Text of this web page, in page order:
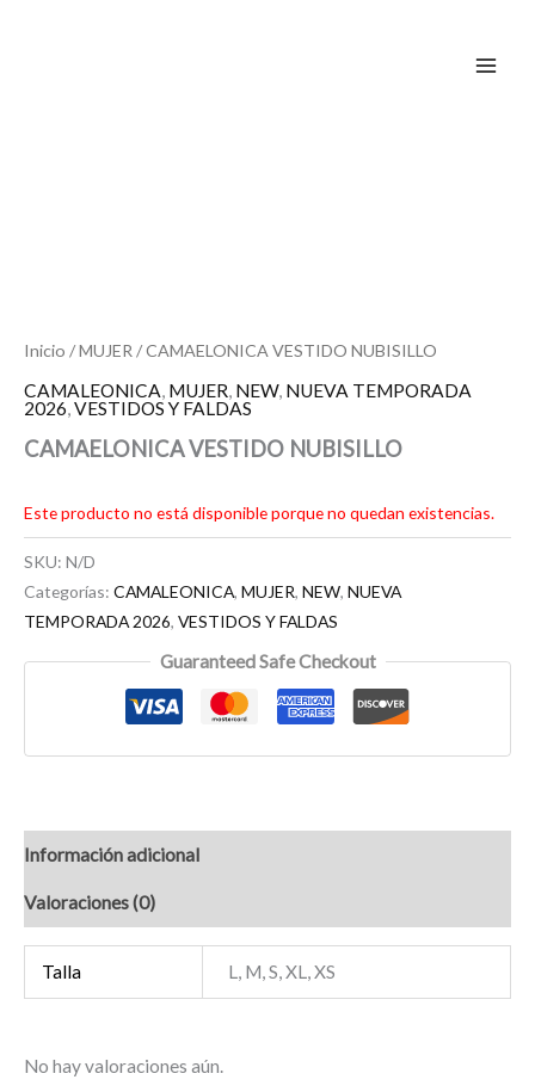
Inicio /MUJER / CAMAELONICA VESTIDO NUBISILLO
CAMALEONICA, MUJER, NEW, NUEVA TEMPORADA
2026,VESTIDOS Y FALDAS
CAMAELONICA VESTIDO NUBISILLO
Este producto no está disponible porque no quedan existencias.
SKU: N/D
Categorías: CAMALEONICA, MUJER, NEW, NUEVA
TEMPORADA 2026, VESTIDOS Y FALDAS
Guaranteed Safe Checkout
Información adicional
Valoraciones (0)
Talla L, M, S, XL, XS
No hay valoraciones aún.